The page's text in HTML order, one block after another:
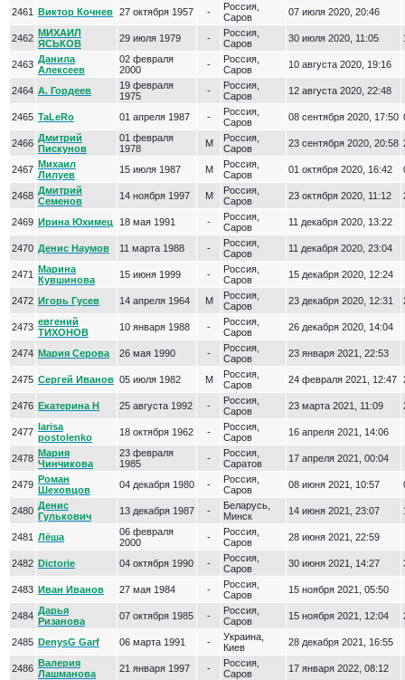
2461 Виктор Кочнев 27 октября 1957 -
Россия,
Саров
07 июля 2020, 20:46
2462 МИХАИЛ
ЯСЬКОВ
29 июля 1979 -
Россия,
Саров
30 июля 2020, 11:05
2463 Данила
Алексеев
02 февраля
2000
-
Россия,
Саров
10 августа 2020, 19:16
2464 А. Гордеев
19 февраля
1975
-
Россия,
Саров
12 августа 2020, 22:48
2465 TaLeRo 01 апреля 1987 -
Россия,
Саров
08 сентября 2020, 17:50
2466 Дмитрий
Пискунов
01 февраля
1978
М
Россия,
Саров
23 сентября 2020, 20:58
2467 Михаил
Лилуев
15 июля 1987 М
Россия,
Саров
01 октября 2020, 16:42
2468 Дмитрий
Семенов
14 ноября 1997 М
Россия,
Саров
23 октября 2020, 11:12
2469 Ирина Юхимец 18 мая 1991 -
Россия,
Саров
11 декабря 2020, 13:22
2470 Денис Наумов 11 марта 1988 -
Россия,
Саров
11 декабря 2020, 23:04
2471 Марина
Кувшинова
15 июня 1999 -
Россия,
Саров
15 декабря 2020, 12:24
2472 Игорь Гусев 14 апреля 1964 М
Россия,
Саров
23 декабря 2020, 12:31
2473 евгений
ТИХОНОВ
10 января 1988 -
Россия,
Саров
26 декабря 2020, 14:04
2474 Мария Серова 26 мая 1990 -
Россия,
Саров
23 января 2021, 22:53
2475 Сергей Иванов 05 июля 1982 М
Россия,
Саров
24 февраля 2021, 12:47
2476 Екатерина Н 25 августа 1992 -
Россия,
Саров
23 марта 2021, 11:09
2477 larisa
postolenko
18 октября 1962 -
Россия,
Саров
16 апреля 2021, 14:06
2478 Мария
Чинчикова
23 февраля
1985
-
Россия,
Саратов
17 апреля 2021, 00:04
2479 Роман
Шеховцов
04 декабря 1980 -
Россия,
Саров
08 июня 2021, 10:57
2480 Денис
Гулькович
13 декабря 1987 -
Беларусь,
Минск
14 июня 2021, 23:07
2481 Лёша
06 февраля
2000
-
Россия,
Саров
28 июня 2021, 22:59
2482 Dictorie 04 октября 1990 -
Россия,
Саров
30 июня 2021, 14:27
2483 Иван Иванов 27 мая 1984 -
Россия,
Саров
15 ноября 2021, 05:50
2484 Дарья
Ризанова
07 октября 1985 -
Россия,
Саров
15 ноября 2021, 12:04
2485 DenysG Garf 06 марта 1991 -
Украина,
Киев
28 декабря 2021, 16:55
2486 Валерия
Лашманова
21 января 1997 -
Россия,
Саров
17 января 2022, 08:12